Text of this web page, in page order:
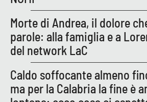
Morte di Andrea, il dolore
parole: alla famiglia e a
del network LaC
Caldo soffocante almeno
ma per la Calabria la fine è